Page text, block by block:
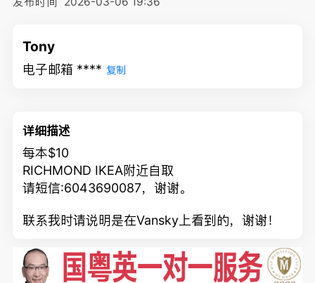
Tony
电子邮箱 **** 复制
详细描述
每本$10
RICHMOND IKEA附近自取
请短信:6043690087，谢谢。
联系我时请说明是在Vansky上看到的，谢谢！